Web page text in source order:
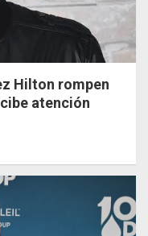
Hilton rompen
atención